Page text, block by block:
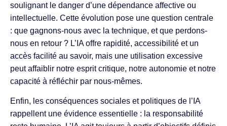
soulignant le danger d’une dépendance affective ou
intellectuelle. Cette évolution pose une question centrale
: que gagnons-nous avec la technique, et que perdons-
nous en retour ? L’IA offre rapidité, accessibilité et un
accès facilité au savoir, mais une utilisation excessive
peut affaiblir notre esprit critique, notre autonomie et notre
capacité à réfléchir par nous-mêmes.
Enfin, les conséquences sociales et politiques de l’IA
rappellent une évidence essentielle : la responsabilité